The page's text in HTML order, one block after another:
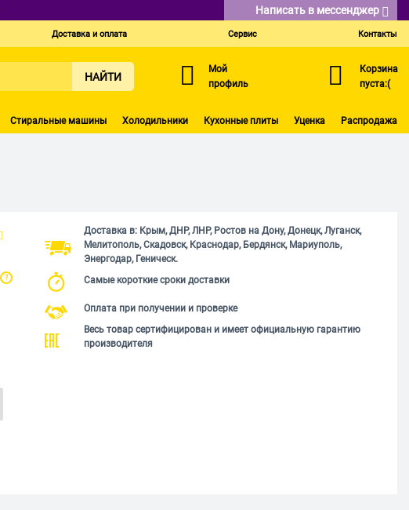
Написать в мессенджер
Доставка и оплата Сервис Контакты
НАЙТИ
Мой
профиль
Корзина
пуста:(
Стиральные машины Холодильники Кухонные плиты Уценка Распродажа
?
Доставка в: Крым, ДНР, ЛНР, Ростов на Дону, Донецк, Луганск,
Мелитополь, Скадовск, Краснодар, Бердянск, Мариуполь,
Энергодар, Геническ.
Самые короткие сроки доставки
Оплата при получении и проверке
Весь товар сертифицирован и имеет официальную гарантию
производителя